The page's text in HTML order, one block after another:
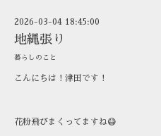
2026-03-04 18:45:00
地縄張り
暮らしのこと
こんにちは！津田です！
花粉飛びまくってますね😷